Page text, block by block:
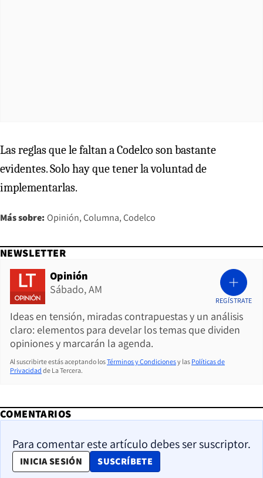
Las reglas que le faltan a Codelco son bastante
evidentes. Solo hay que tener la voluntad de
implementarlas.
Más sobre: Opinión Columna Codelco
NEWSLETTER
Opinión
Sábado, AM
Ideas en tensión, miradas contrapuestas y un análisis
claro: elementos para develar los temas que dividen
opiniones y marcarán la agenda.
REGÍSTRATE
Al suscribirte estás aceptando losTérminos y Condicionesy las Políticas de
Privacidad de La Tercera.
COMENTARIOS
Para comentar este artículo debes ser suscriptor.
INICIA SESIÓN SUSCRÍBETE
OPENS IN NEW WINDOW